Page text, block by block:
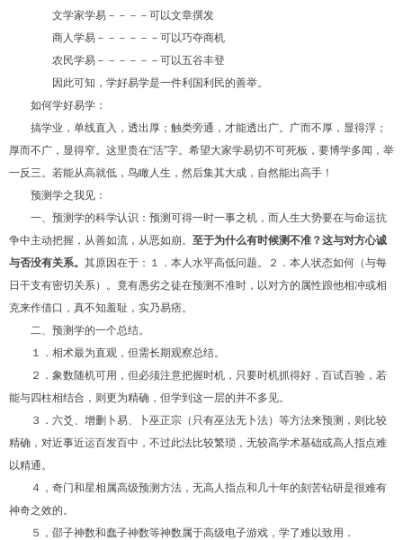
文学家学易－－－－可以文章撰发
商人学易－－－－－－可以巧夺商机
农民学易－－－－－－可以五谷丰登
因此可知，学好易学是一件利国利民的善举。
如何学好易学：
搞学业，单线直入，透出厚；触类旁通，才能透出广。广而不厚，显得浮；
厚而不广，显得窄。这里贵在“活”字。希望大家学易切不可死板，要博学多闻，举
一反三。若能从高就低，鸟瞰人生，然后集其大成，自然能出高手！
预测学之我见：
一、预测学的科学认识：预测可得一时一事之机，而人生大势要在与命运抗
争中主动把握，从善如流，从恶如崩。 至于为什么有时候测不准？这与对方心诚
与否没有关系。 其原因在于：１．本人水平高低问题。２．本人状态如何（与每
日干支有密切关系）。竟有愚劣之徒在预测不准时，以对方的属性踉他相冲或相
克来作借口，真不知羞耻，实乃易痞。
二、预测学的一个总结。
１．相术最为直观，但需长期观察总结。
２．象数随机可用，但必须注意把握时机，只要时机抓得好，百试百验，若
能与四柱相结合，则更为精确，但学到这一层的并不多见。
３．六爻、增删卜易、卜巫正宗（只有巫法无卜法）等方法来预测，则比较
精确，对近事近运百发百中，不过此法比较繁琐，无较高学术基础或高人指点难
以精通。
４，奇门和星相属高级预测方法，无高人指点和几十年的刻苦钻研是很难有
神奇之效的。
５，邵子神数和蠢子神数等神数属于高级电子游戏，学了难以致用．